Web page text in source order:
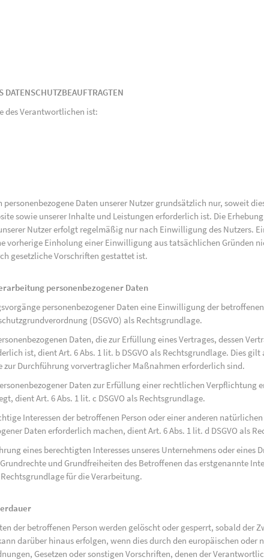
DATENSCHUTZBEAUFTRAGTEN
des Verantwortlichen ist:
personenbezogene Daten unserer Nutzer grundsätzlich nur, soweit
sowie unserer Inhalte und Leistungen erforderlich ist. Die
Nutzer erfolgt regelmäßig nur nach Einwilligung des Nutzers.
vorherige Einholung einer Einwilligung aus tatsächlichen Gründen
gesetzliche Vorschriften gestattet ist.
personenbezogener Daten
personenbezogener Daten eine Einwilligung der
(DSGVO) als Rechtsgrundlage.
Daten, die zur Erfüllung eines Vertrages, dessen
ist, dient Art. 6 Abs. 1 lit. b DSGVO als Rechtsgrundlage. Dies gilt
zur Durchführung vorvertraglicher Maßnahmen erforderlich sind.
Daten zur Erfüllung einer rechtlichen Verpflichtung
dient Art. 6 Abs. 1 lit. c DSGVO als Rechtsgrundlage.
Interessen der betroffenen Person oder einer anderen
Daten erforderlich machen, dient Art. 6 Abs. 1 lit. d DSGVO als
eines berechtigten Interesses unseres Unternehmens oder eines
und Grundfreiheiten des Betroffenen das erstgenannte
Rechtsgrundlage für die Verarbeitung.
der betroffenen Person werden gelöscht oder gesperrt, sobald der
darüber hinaus erfolgen, wenn dies durch den europäischen oder
Gesetzen oder sonstigen Vorschriften, denen der